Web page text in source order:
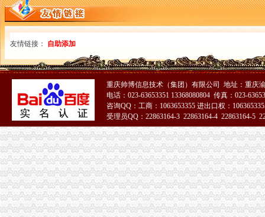
提供济南地区虚拟公司注册地址
为什么选择上海虚拟地址注册公司？虚拟地址注册有风险吗？
虚拟地址注册公司条件,上海诺唐,-爱喇叭网
什么是虚拟地址注册公司？是否合？-公司注册-桔子会计
公司虚拟地址公司注册地址出租-北京58同城
提供北京注册公司地址虚拟注册地址【今日推荐网-北京工商/税务/财务】
用虚拟地址在张江注册公司
【用虚拟地址注册公司是否安全】-白云机场路易登网
提供公司注册地址,广州虚拟地址,公司注册虚拟地址-供应信息-环
虚拟地址注册公司
虚拟地址注册公司_第1页_南京大租房BBS_都市_西祠胡同
提供北京公司注册地址_北京虚拟注册地址_北京虚拟办公室出租|提供
虚拟地址注册公司一次缴费可永久使用？
虚拟地址注册公司-北京小型写字楼出
虚拟地址公司注册【中亿创联吧】_百度贴吧
虚拟地址注册公司的那些事,你都知道吗？-商务服务-绍兴E网
【虚拟地址注册公司北京提供虚拟办公司地址】价格_厂家_图片-Hc
友情链接： 自助添加
重庆帅博信息技术（集团）有限公司 地址：重庆
电话：023-63653351 13368080804 传真：023-
咨询QQ：工商：1063653355 进出口权：
受理员QQ：22863164-3 22863164-4 22863164-5